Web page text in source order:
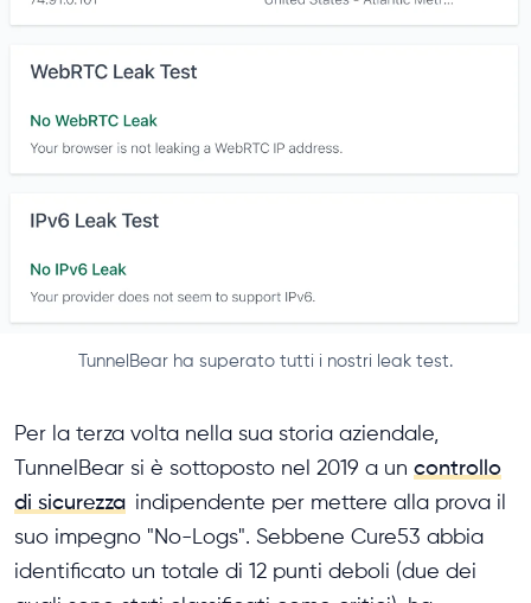
TunnelBear ha superato tutti i nostri leak test.
Per la terza volta nella sua storia aziendale,
TunnelBear si è sottoposto nel 2019 a un controllo
di sicurezza indipendente per mettere alla prova il
suo impegno "No-Logs". Sebbene Cure53 abbia
identificato un totale di 12 punti deboli (due dei